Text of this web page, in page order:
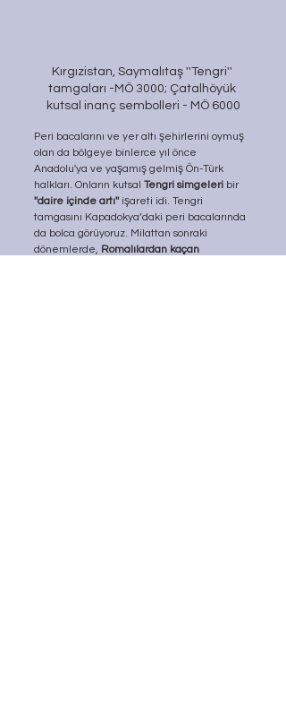
Kırgızistan, Saymalıtaş ''Tengri''
tamgaları -MÖ 3000; Çatalhöyük
kutsal inanç sembolleri - MÖ 6000
Peri bacalarını ve yer altı şehirlerini oymuş
olan da bölgeye binlerce yıl önce
Anadolu'ya ve yaşamış gelmiş Ön-Türk
halkları. Onların kutsal Tengri simgeleri bir
''daire içinde artı'' işareti idi. Tengri
tamgasını Kapadokya’daki peri bacalarında
da bolca görüyoruz. Milattan sonraki
dönemlerde, Romalılardan kaçan